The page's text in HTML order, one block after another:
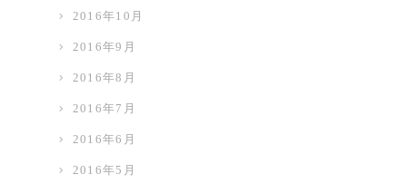
2016年10月
2016年9月
2016年8月
2016年7月
2016年6月
2016年5月